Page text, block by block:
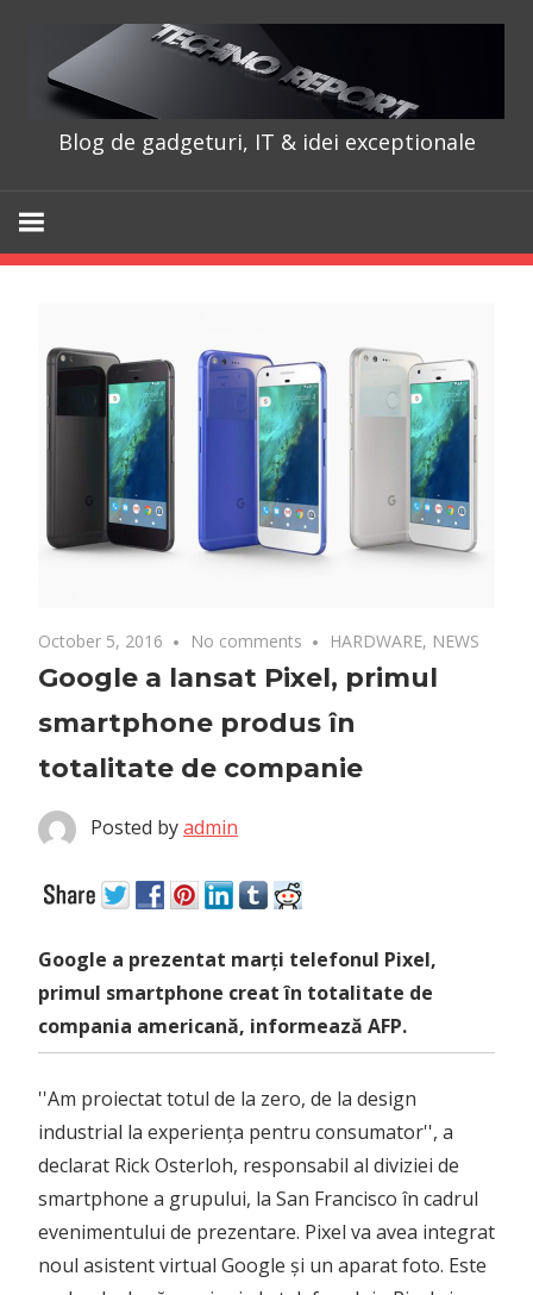
content
Blog de gadgeturi, IT & idei exceptionale
October 5, 2016 No comments HARDWARE, NEWS
Google a lansat Pixel, primul
smartphone produs în
totalitate de companie
Posted byadmin
Google a prezentat marți telefonul Pixel,
primul smartphone creat în totalitate de
compania americană, informează AFP.
''Am proiectat totul de la zero, de la design
industrial la experiența pentru consumator'', a
declarat Rick Osterloh, responsabil al diviziei de
smartphone a grupului, la San Francisco în cadrul
evenimentului de prezentare. Pixel va avea integrat
noul asistent virtual Google și un aparat foto. Este